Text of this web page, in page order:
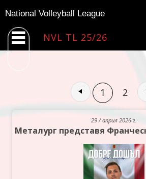
National Volleyball League
NVL TL 25/26
1 2
29 / април 2026 г.
Металург представя